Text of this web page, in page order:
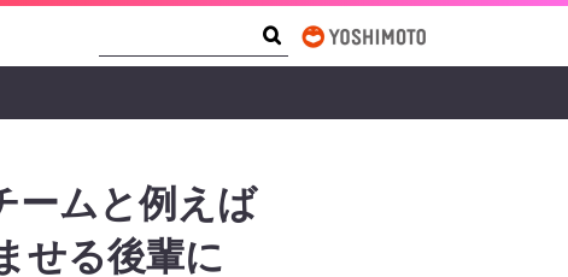
ームと例えば
せる後輩に